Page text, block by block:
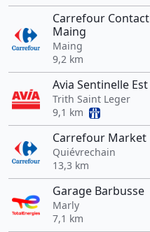
Carrefour Contact
Maing
Maing
9,2 km
Avia Sentinelle Est
Trith Saint Leger
9,1 km
Carrefour Market
Quiévrechain
13,3 km
Garage Barbusse
Marly
7,1 km